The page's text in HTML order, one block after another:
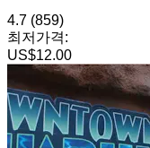
4.7 (859)
최저가격:
US$12.00